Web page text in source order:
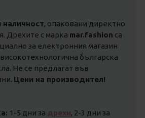
наличност, опаковани директно
Дрехите с марка mar.fashion са
за електронния магазин
българска
Не се предлагат във
Цени на производител!
1-5 дни за дрехи, 2-3 дни за